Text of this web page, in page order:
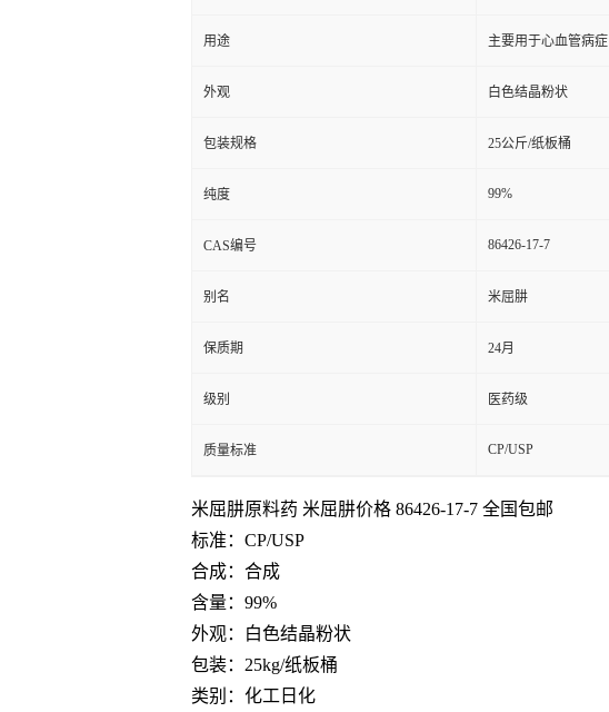
用途 主要用于心血管病症
外观 白色结晶粉状
包装规格 25公斤/纸板桶
纯度 99%
CAS编号 86426-17-7
别名 米屈肼
保质期 24月
级别 医药级
质量标准 CP/USP
米屈肼原料药 米屈肼价格 86426-17-7 全国包邮
标准：CP/USP
合成：合成
含量：99%
外观：白色结晶粉状
包装：25kg/纸板桶
类别：化工日化